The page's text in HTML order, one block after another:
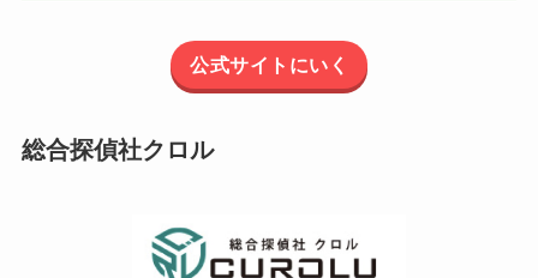
公式サイトにいく
総合探偵社クロル